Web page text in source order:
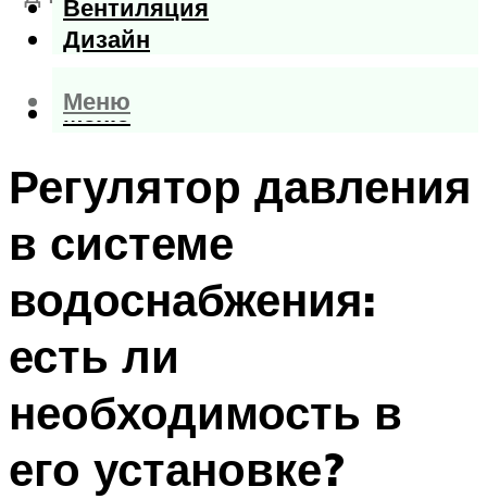
Вентиляция
Дизайн
Меню
Меню
Регулятор давления
в системе
водоснабжения:
есть ли
необходимость в
его установке?